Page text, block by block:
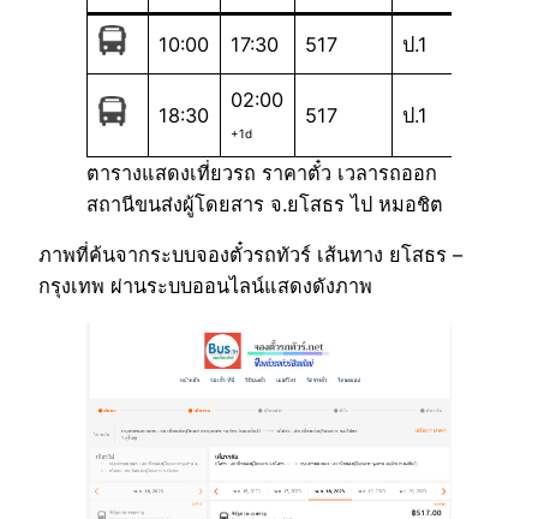
10:00 17:30 517 ป.1
18:30
02:00
+1d
517 ป.1
ตารางแสดงเที่ยวรถ ราคาตั๋ว เวลารถออก
สถานีขนส่งผู้โดยสาร จ.ยโสธร ไป หมอชิต
ภาพที่ค้นจากระบบจองตั๋วรถทัวร์ เส้นทาง ยโสธร –
กรุงเทพ ผ่านระบบออนไลน์แสดงดังภาพ